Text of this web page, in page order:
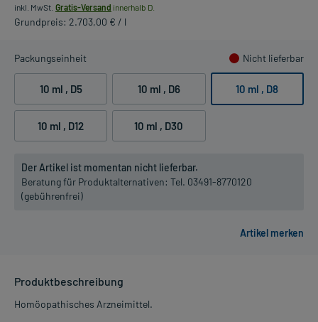
inkl. MwSt. Gratis-Versand innerhalb D.
Grundpreis: 2.703,00 € / l
Packungseinheit Nicht lieferbar
10 ml , D5 10 ml , D6 10 ml , D8
10 ml , D12 10 ml , D30
Der Artikel ist momentan nicht lieferbar.
Beratung für Produktalternativen: Tel. 03491-8770120
(gebührenfrei)
Produktbeschreibung
Homöopathisches Arzneimittel.